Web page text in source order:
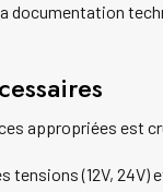
documentation
appropriées est
tensions (12V,